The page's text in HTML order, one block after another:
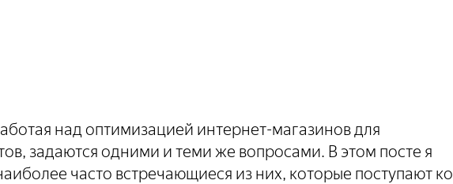
над оптимизацией интернет-магазинов для
задаются одними и теми же вопросами. В этом посте я
часто встречающиеся из них, которые поступают ко